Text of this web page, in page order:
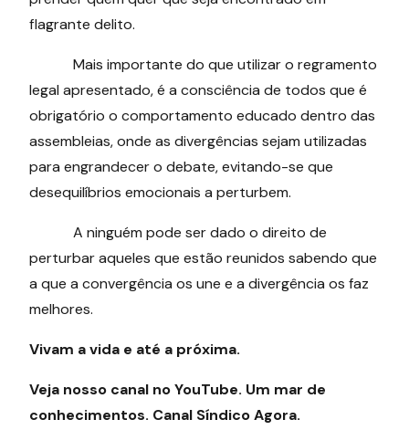
flagrante delito.
Mais importante do que utilizar o regramento
legal apresentado, é a consciência de todos que é
obrigatório o comportamento educado dentro das
assembleias, onde as divergências sejam utilizadas
para engrandecer o debate, evitando-se que
desequilíbrios emocionais a perturbem.
A ninguém pode ser dado o direito de
perturbar aqueles que estão reunidos sabendo que
a que a convergência os une e a divergência os faz
melhores.
Vivam a vida e até a próxima.
Veja nosso canal no YouTube. Um mar de
conhecimentos. Canal Síndico Agora.